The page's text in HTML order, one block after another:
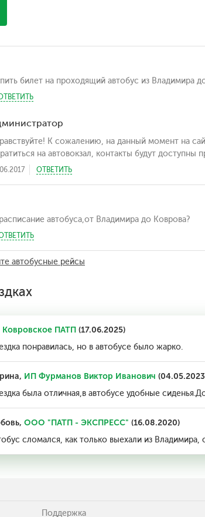
билет на проходящий автобус из Владимира
К сожалению, на данный момент на
на автовокзал, контакты будут
ОТВЕТИТЬ
автобуса,от Владимира до Коврова?
автобусные рейсы
ПАТП (17.06.2025)
понравилась, но в автобусе было жарко.
ИП Фурманов Виктор Иванович
была отличная,в автобусе удобные
ООО "ПАТП - ЭКСПРЕСС" (16.08.2020)
сломался, как только выехали из Владимира,
Поддержка